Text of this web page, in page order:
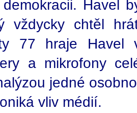
Havel
vždycky chtěl
77 hraje Havel
a mikrofony
jedné
vliv médií.